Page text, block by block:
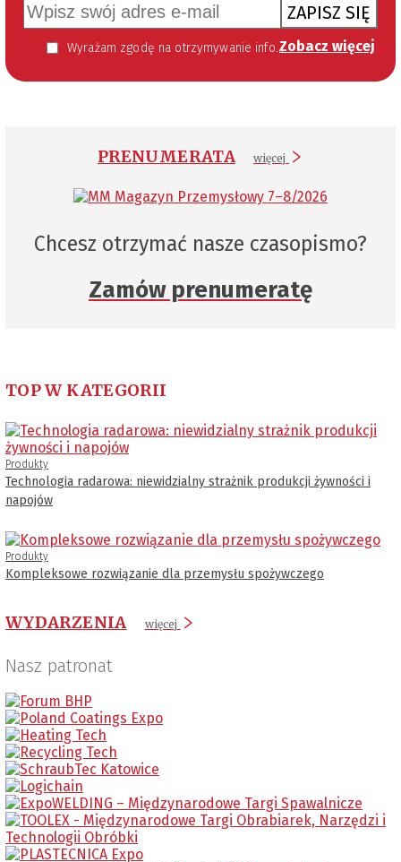
ZAPISZ SIĘ
Wyrażam zgodę na otrzymywanie informacji handlowej kierowanej do mnie za pomocą środków komunikacji elektronicznej w szczególności poczty elektronicznej zgodnie z przepisem art. 10 ust 2 ustawy z dnia 18 lipca 2002 roku o świadczeniu usług drogą elektroniczną (Dz. U. 144 z 2002 r. poz. 1204). Zgoda jest dobrowolna, jednak jej wyrażenie jest konieczne, aby otrzymywać newsletter. Zobacz więcej
PRENUMERATA więcej
Chcesz otrzymać nasze czasopismo?
Zamów prenumeratę
TOP W KATEGORII
Produkty
Technologia radarowa: niewidzialny strażnik produkcji żywności i
napojów
Produkty
Kompleksowe rozwiązanie dla przemysłu spożywczego
WYDARZENIA więcej
Nasz patronat